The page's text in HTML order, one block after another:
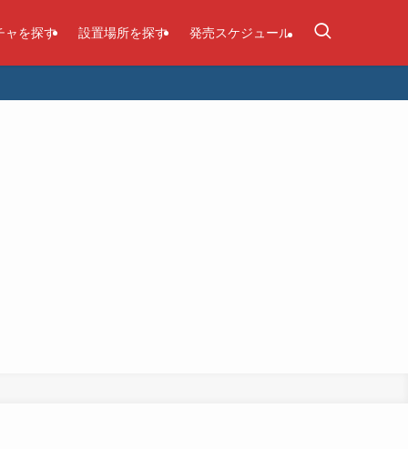
ャを探す 設置場所を探す 発売スケジュール